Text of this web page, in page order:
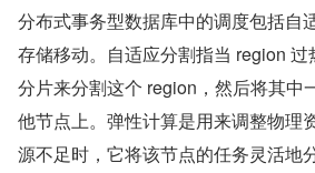
分布式事务型数据库中的调度包括自
存储移动。自适应分割指当 region
分片来分割这个 region，然后将其中
他节点上。弹性计算是用来调整物理
源不足时，它将该节点的任务灵活地